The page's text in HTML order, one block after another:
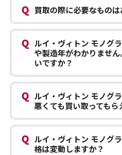
Q 買取の際に必要なもの
Q ルイ・ヴィトン モノグ
や製造年がわかりませ
いですか？
Q ルイ・ヴィトン モノグ
悪くても買い取ってもら
Q ルイ・ヴィトン モノグ
格は変動しますか？